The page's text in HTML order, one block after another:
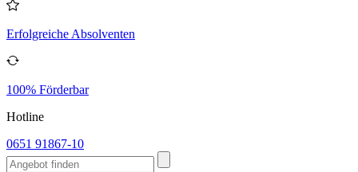
Erfolgreiche Absolventen
100% Förderbar
Hotline
0651 91867-10